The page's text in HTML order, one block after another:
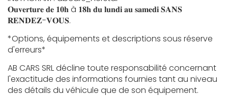
𝐎𝐮𝐯𝐞𝐫𝐭𝐮𝐫𝐞 𝐝𝐞 𝟏𝟎𝐡 à 𝟏𝟖𝐡 𝐝𝐮 𝐥𝐮𝐧𝐝𝐢 𝐚𝐮 𝐬𝐚𝐦𝐞𝐝𝐢 𝐒𝐀𝐍𝐒
𝐑𝐄𝐍𝐃𝐄𝐙-𝐕𝐎𝐔𝐒.
*Options, équipements et descriptions sous réserve
d'erreurs*
AB CARS SRL décline toute responsabilité concernant
l'exactitude des informations fournies tant au niveau
des détails du véhicule que de son équipement.